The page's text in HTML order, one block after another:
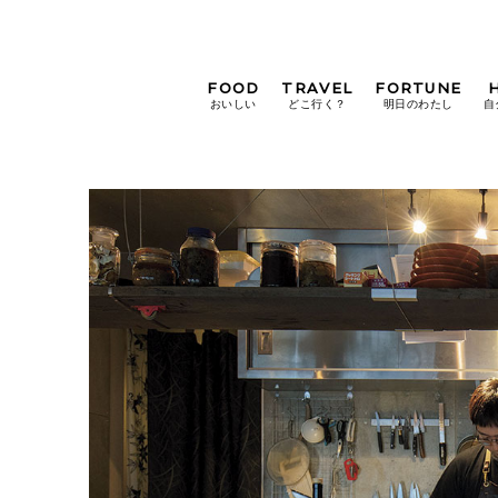
FOOD
おいしい
TRAVEL
どこ行く？
FORTUNE
明日のわたし
[12星座別] Monthly
Holoscope
女神まり愛の
タロットメッセージ
[算命学] 星読みハナコの月巡り
自
#手土産 #シュークリーム #パン